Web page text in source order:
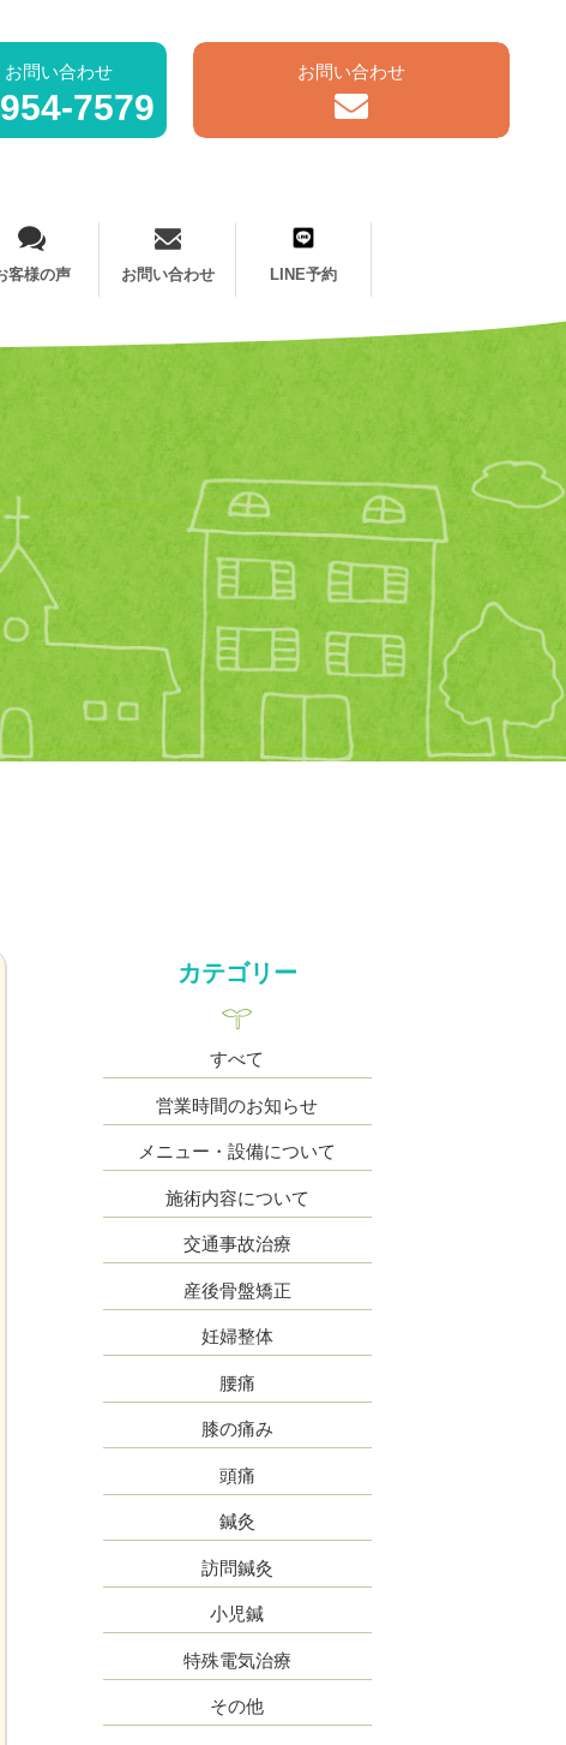
お問い合わせ
7579
お問い合わせ
客様の声 お問い合わせ LINE予約
カテゴリー
すべて
営業時間のお知らせ
メニュー・設備について
施術内容について
交通事故治療
産後骨盤矯正
妊婦整体
腰痛
膝の痛み
頭痛
鍼灸
訪問鍼灸
小児鍼
特殊電気治療
その他